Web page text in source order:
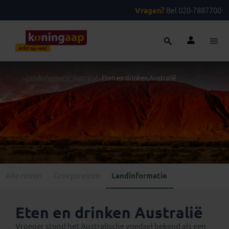
Vragen? Bel 020-7887700
> Landinformatie Australië >Eten en drinken Australië
Landinformatie
Eten en drinken Australië
Vroeger stond het Australische voedsel bekend als een